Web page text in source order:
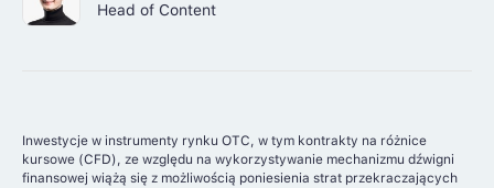
Head of Content
Inwestycje w instrumenty rynku OTC, w tym kontrakty na różnice
kursowe (CFD), ze względu na wykorzystywanie mechanizmu dźwigni
finansowej wiążą się z możliwością poniesienia strat przekraczających